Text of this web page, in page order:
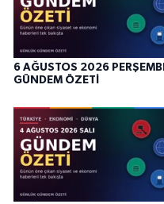
6 AĞUSTOS 2026
GÜNDEM ÖZETİ